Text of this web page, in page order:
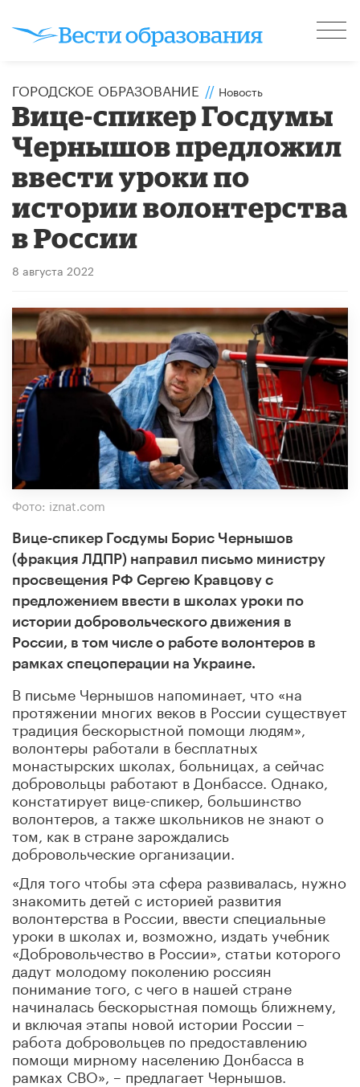
ГОРОДСКОЕ ОБРАЗОВАНИЕ // Новость
Вице-спикер Госдумы
Чернышов предложил
ввести уроки по
истории волонтерства
в России
8 августа 2022
Фото: iznat.com
Вице-спикер Госдумы Борис Чернышов
(фракция ЛДПР) направил письмо министру
просвещения РФ Сергею Кравцову с
предложением ввести в школах уроки по
истории добровольческого движения в
России, в том числе о работе волонтеров в
рамках спецоперации на Украине.
В письме Чернышов напоминает, что «на
протяжении многих веков в России существует
традиция бескорыстной помощи людям»,
волонтеры работали в бесплатных
монастырских школах, больницах, а сейчас
добровольцы работают в Донбассе. Однако,
констатирует вице-спикер, большинство
волонтеров, а также школьников не знают о
том, как в стране зарождались
добровольческие организации.
«Для того чтобы эта сфера развивалась, нужно
знакомить детей с историей развития
волонтерства в России, ввести специальные
уроки в школах и, возможно, издать учебник
«Добровольчество в России», статьи которого
дадут молодому поколению россиян
понимание того, с чего в нашей стране
начиналась бескорыстная помощь ближнему,
и включая этапы новой истории России –
работа добровольцев по предоставлению
помощи мирному населению Донбасса в
рамках СВО», – предлагает Чернышов.